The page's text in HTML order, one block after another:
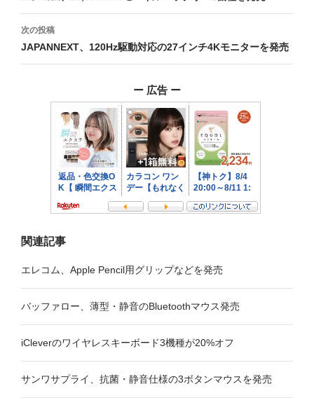
ナ
ビ
次の投稿
JAPANNEXT、120Hz駆動対応の27インチ4Kモニターを発売
ー 広告 ー
関連記事
エレコム、Apple Pencil用グリップなどを発売
バッファロー、薄型・静音のBluetoothマウス発売
iCleverのワイヤレスキーボード3機種が20%オフ
サンワサプライ、抗菌・静音仕様の3ボタンマウスを発売